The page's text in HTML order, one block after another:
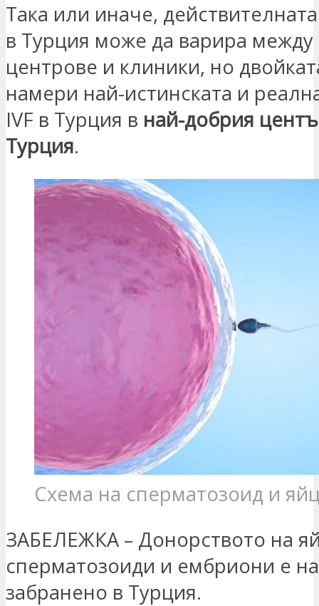
Така или иначе,
в Турция може да варира
центрове и клиники, но
намери най-истинската и
IVF в Турция в най-добрия
Турция.
Схема на сперматозоид и
ЗАБЕЛЕЖКА – Донорството на
сперматозоиди и ембриони е
забранено в Турция.